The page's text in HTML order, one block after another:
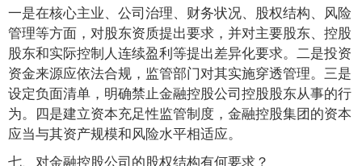
一是在核心主业、公司治理、财务状况、股权结构、风险
管理等方面，对股东资质提出要求，并对主要股东、控股
股东和实际控制人连续盈利等提出差异化要求。二是投资
资金来源应依法合规，监管部门对其实施穿透管理。三是
设定负面清单，明确禁止金融控股公司控股股东从事的行
为。四是建立资本充足性监管制度，金融控股集团的资本
应当与其资产规模和风险水平相适应。
七、对金融控股公司的股权结构有何要求？